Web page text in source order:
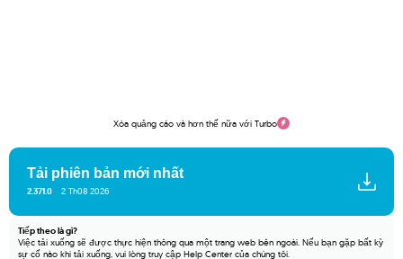
Xóa quảng cáo và hơn thế nữa với Turbo
Tải phiên bản mới nhất
2.371.0 2 Th08 2026
Tiếp theo là gì?
Việc tải xuống sẽ được thực hiện thông qua một trang web bên ngoài. Nếu bạn gặp bất kỳ
sự cố nào khi tải xuống, vui lòng truy cập Help Center của chúng tôi.